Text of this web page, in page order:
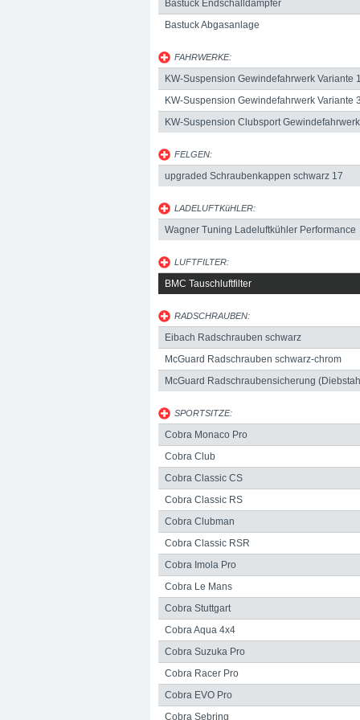
Bastuck Endschalldämpfer
Bastuck Abgasanlage
FAHRWERKE:
KW-Suspension Gewindefahrwerk Variante 1
KW-Suspension Gewindefahrwerk Variante 3
KW-Suspension Clubsport Gewindefahrwerk
FELGEN:
upgraded Schraubenkappen schwarz 17
LADELUFTKüHLER:
Wagner Tuning Ladeluftkühler Performance
LUFTFILTER:
BMC Tauschluftfilter
RADSCHRAUBEN:
Eibach Radschrauben schwarz
McGuard Radschrauben schwarz-chrom
McGuard Radschraubensicherung
SPORTSITZE:
Cobra Monaco Pro
Cobra Club
Cobra Classic CS
Cobra Classic RS
Cobra Clubman
Cobra Classic RSR
Cobra Imola Pro
Cobra Le Mans
Cobra Stuttgart
Cobra Aqua 4x4
Cobra Suzuka Pro
Cobra Racer Pro
Cobra EVO Pro
Cobra Sebring